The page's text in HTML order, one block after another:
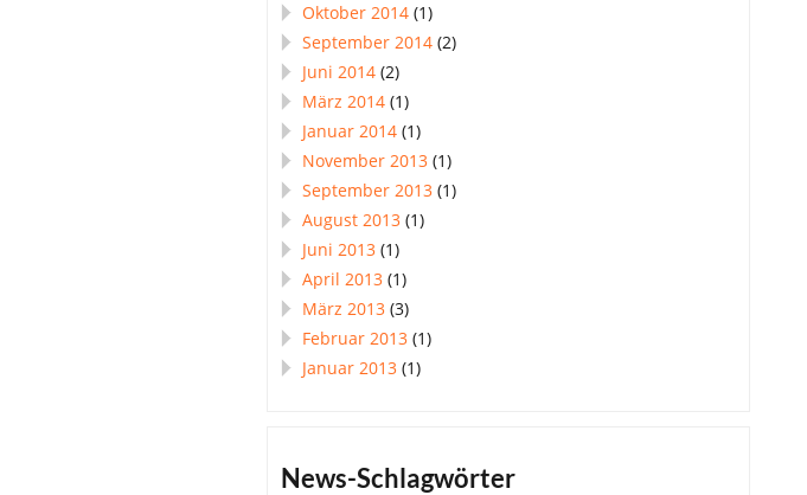
Oktober 2014 (1)
September 2014 (2)
Juni 2014 (2)
März 2014 (1)
Januar 2014 (1)
November 2013 (1)
September 2013 (1)
August 2013 (1)
Juni 2013 (1)
April 2013 (1)
März 2013 (3)
Februar 2013 (1)
Januar 2013 (1)
News-Schlagwörter